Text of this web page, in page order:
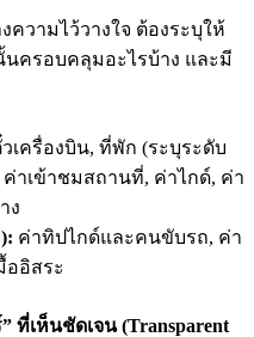
ความไว้วางใจ ต้องระบุให้
ครอบคลุมอะไรบ้าง และมี
เครื่องบิน, ที่พัก (ระบุระดับ
าเข้าชมสถานที่, ค่าไกด์, ค่า
ง
ค่าทิปไกด์และคนขับรถ, ค่า
ออิสระ
ที่เห็นชัดเจน (Transparent